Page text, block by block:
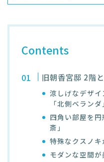
Contents
旧朝香宮邸 2階
涼しげなデザ
「北側ベランダ」
四角い部屋を
斎」
特殊なクスノキ
モダンな空間が